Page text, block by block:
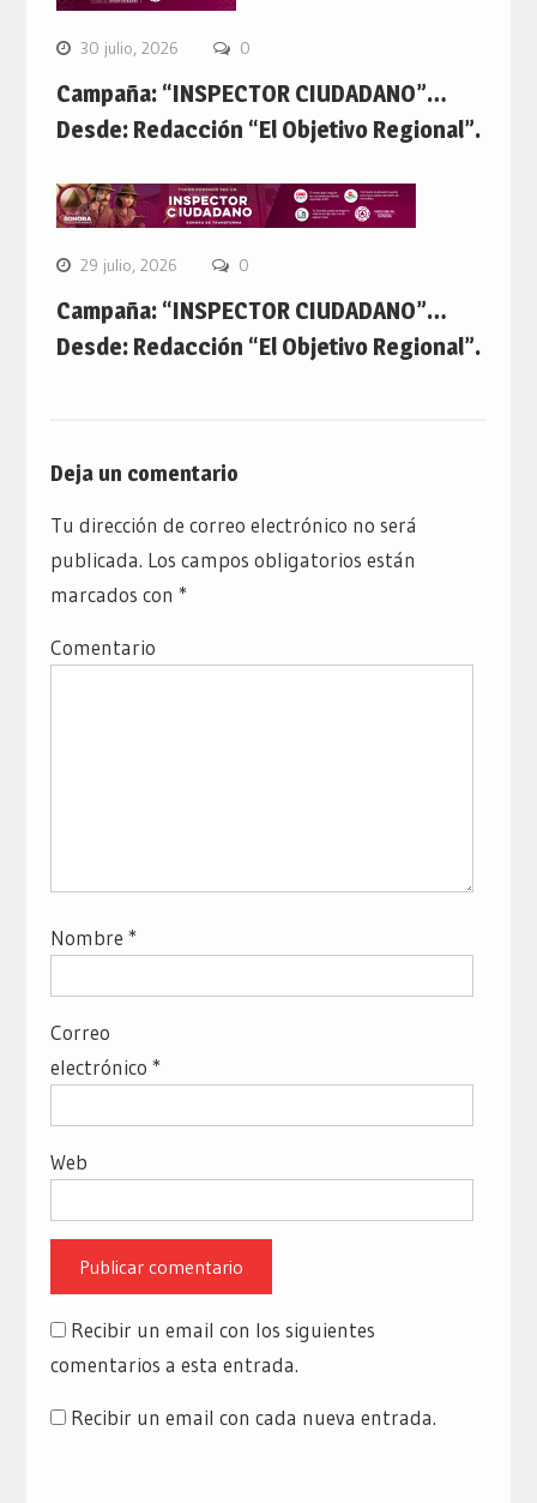
30 julio, 2026 0
Campaña: “INSPECTOR CIUDADANO”…
Desde: Redacción “El Objetivo Regional”.
29 julio, 2026 0
Campaña: “INSPECTOR CIUDADANO”…
Desde: Redacción “El Objetivo Regional”.
Deja un comentario
Tu dirección de correo electrónico no será
publicada. Los campos obligatorios están
marcados con *
Comentario
Nombre *
Correo
electrónico *
Web
Recibir un email con los siguientes
comentarios a esta entrada.
Recibir un email con cada nueva entrada.